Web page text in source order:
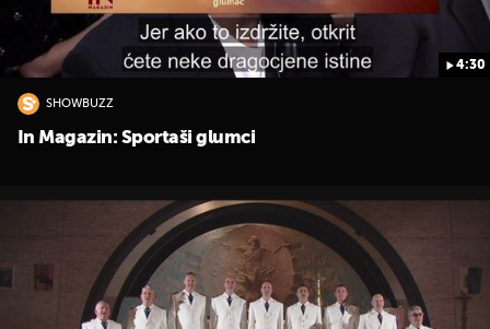
4:30
SHOWBUZZ
In Magazin: Sportaši glumci